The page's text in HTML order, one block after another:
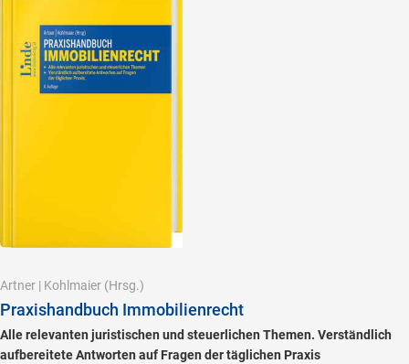
Artner | Kohlmaier (Hrsg.)
Praxishandbuch Immobilienrecht
Alle relevanten juristischen und steuerlichen Themen. Verständlich
aufbereitete Antworten auf Fragen der täglichen Praxis